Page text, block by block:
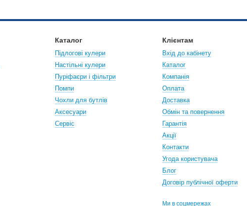
Каталог
Підлогові кулери
Настiльнi кулери
Пуріфаєри і фільтри
Помпи
Чохли для бутлів
Аксесуари
Сервіс
Клієнтам
Вхід до кабінету
Каталог
Компанія
Оплата
Доставка
Обмін та повернення
Гарантія
Акції
Контакти
Угода користувача
Блог
Договір публічної оферти
Ми в соцмережах